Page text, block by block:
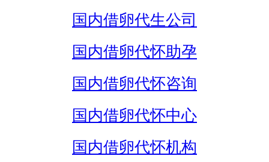
国内借卵代生公司
国内借卵代怀助孕
国内借卵代怀咨询
国内借卵代怀中心
国内借卵代怀机构